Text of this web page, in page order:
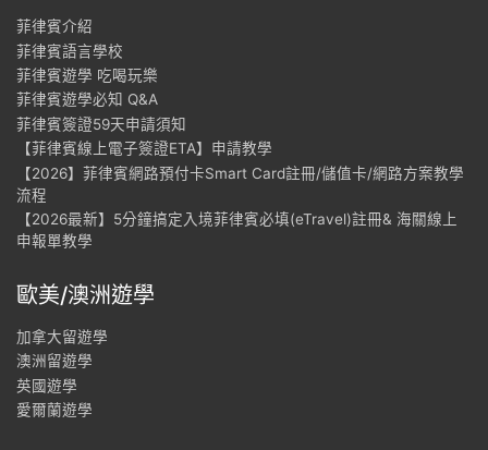
菲律賓介紹
菲律賓語言學校
菲律賓遊學 吃喝玩樂
菲律賓遊學必知 Q&A
菲律賓簽證59天申請須知
【菲律賓線上電子簽證ETA】申請教學
【2026】菲律賓網路預付卡Smart Card註冊/儲值卡/網路方案教學
流程
【2026最新】5分鐘搞定入境菲律賓必填(eTravel)註冊& 海關線上
申報單教學
歐美/澳洲遊學
加拿大留遊學
澳洲留遊學
英國遊學
愛爾蘭遊學